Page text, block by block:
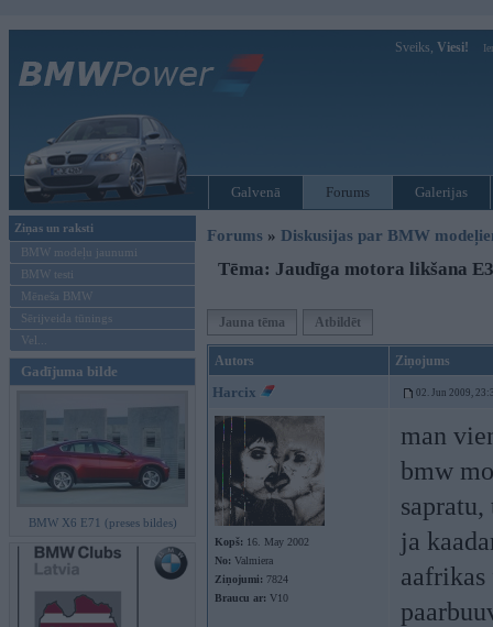
Sveiks, Viesi!
Galvenā Forums Galerijas
Ziņas un raksti
BMW modeļu jaunumi
BMW testi
Mēneša BMW
Sērijveida tūnings
Vel...
Gadījuma bilde
BMW X6 E71 (preses bildes)
Forums » Diskusijas par BMW
Tēma: Jaudīga motora likšana
Jauna tēma Atbildēt
Autors Ziņojums
Harcix 02. Jun 2009,
Kopš: 16. May 2002
No: Valmiera
Ziņojumi: 7824
Braucu ar: V10
man
bmw
ja
aafrikas